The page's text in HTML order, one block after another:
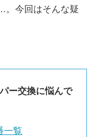
。今回はそんな疑
ー交換に悩んで
一覧